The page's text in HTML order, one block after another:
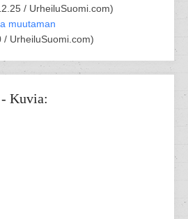
/ UrheiluSuomi.com)
muutaman
/ UrheiluSuomi.com)
Kuvia: